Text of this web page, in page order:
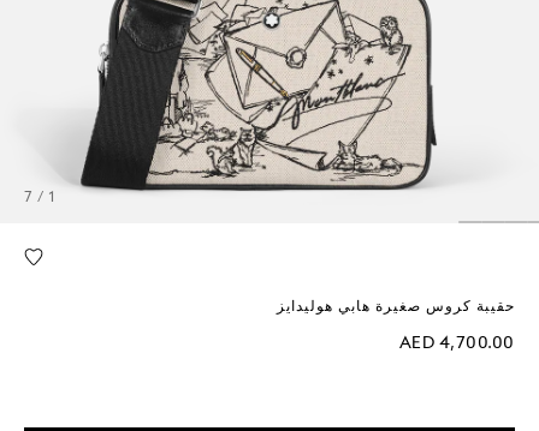
1 / 7
حقيبة كروس صغيرة هابي هوليدايز
AED 4,700.00